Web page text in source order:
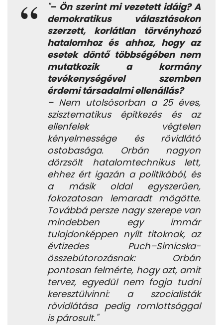
"– Ön szerint mi vezetett idáig? A
demokratikus választásokon
szerzett, korlátlan törvényhozó
hatalomhoz és ahhoz, hogy az
esetek döntő többségében nem
mutatkozik a kormány
tevékenységével szemben
érdemi társadalmi ellenállás?
– Nem utolsósorban a 25 éves,
szisztematikus építkezés és az
ellenfelek végtelen
kényelmessége és rövidlátó
ostobasága. Orbán nagyon
dörzsölt hatalomtechnikus lett,
ehhez ért igazán a politikából, és
a másik oldal egyszerűen,
fokozatosan lemaradt mögötte.
Továbbá persze nagy szerepe van
mindebben egy immár
tulajdonképpen nyílt titoknak, az
évtizedes Puch–Simicska-
összebútorozásnak: Orbán
pontosan felmérte, hogy azt, amit
tervez, egyedül nem fogja tudni
keresztülvinni: a szocialisták
rövidlátása pedig romlottsággal
is párosult."